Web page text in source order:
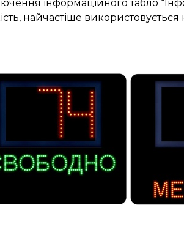
інформаційного табло
найчастіше